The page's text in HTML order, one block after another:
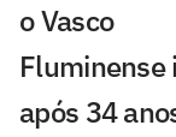
o Vasco
Fluminense
após 34